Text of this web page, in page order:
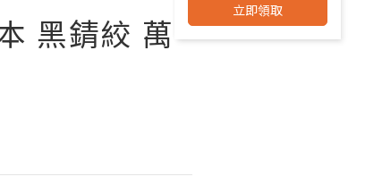
立即領取
黑錆絞 萬